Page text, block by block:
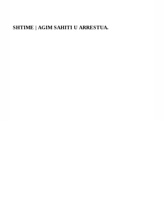
SHTIME | AGIM SAHITI U ARRESTUA.